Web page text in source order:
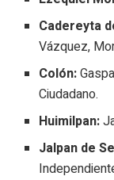
Cadereyta
Vázquez,
Colón:
Ciudadano.
Huimilpan:
Jalpan de